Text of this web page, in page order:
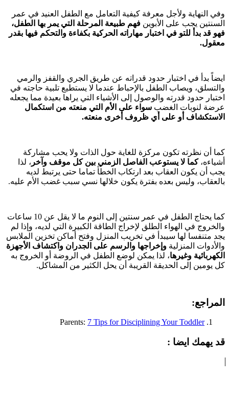
وفي النهاية ولأجل معرفة كيفية التعامل مع الطفل العنيد في عمر
السنتين يجب على الأبوين فهم طبيعة المرحلة التي يمر بها الطفل،
فهو قد بدأ للتو في اختبار مهاراته الحركية بكفاءة والتحكم فيها بقدر
معقول.
ايضاً بدأ في اختبار حدود قدراته عن طريق الجري والقفز والرمي
والتسلق، ويصاب الطفل بالإحباط عندما لا يستطيع تلبية حاجته في
اختبار حدود قدرته والوصول إلى الأشياء التي يراها بعيدة مما يجعله
عرضة لنوبات الغضب سواء على الأم التي منعته من استكمال
الاستكشاف أو على أي ظروف أخرى منعته.
كما أن نظرته تكون مركزة للغاية حول الذات ولا يحب مشاركة
أشياءه،كما لا يستوعب الفاصل الزمني بين كل موقف وآخر ، لذا
يجب أن يكون العقاب بعد ارتكاب الخطأ تماما حتى يرتبط لديه
بالعقاب، وليس بعده بفترة يكون خلالها نسي سبب غضب الأم عليه.
كما يحتاج الطفل في عمر سنتين إلى النوم ما لا يقل عن 10 ساعات
والخروج في الهواء الطلق لإخراج الطاقة الكبيرة التي لديه، وإذا لم
يجد متنفسا لها سيبدأ في تخريب المنزل وفتح أماكن تخزين الملابس
والأدوات المنزلية وإخراجها والرسم على الجدران واكتشاف الأجهزة
الكهربائية وغيرها، لذا يمكن لوضع الطفل في الروضة أو الخروج به
كل يومين إلى الحديقة القريبة أن يحل الكثير من المشاكل.
المراجع:
Parents: 7 Tips for Disciplining Your Toddler
قد يهمك ايضا :